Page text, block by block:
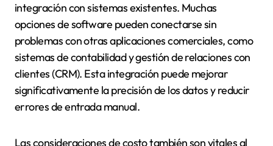
integración con sistemas existentes. Muchas
opciones de software pueden conectarse sin
problemas con otras aplicaciones comerciales, como
sistemas de contabilidad y gestión de relaciones con
clientes (CRM). Esta integración puede mejorar
significativamente la precisión de los datos y reducir
errores de entrada manual.
Las consideraciones de costo también son vitales al